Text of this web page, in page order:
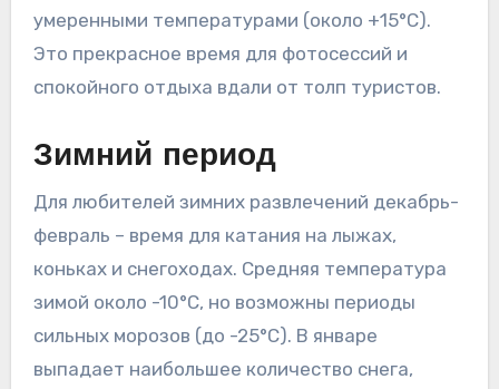
умеренными температурами (около +15°C).
Это прекрасное время для фотосессий и
спокойного отдыха вдали от толп туристов.
Зимний период
Для любителей зимних развлечений декабрь-
февраль – время для катания на лыжах,
коньках и снегоходах. Средняя температура
зимой около -10°C, но возможны периоды
сильных морозов (до -25°C). В январе
выпадает наибольшее количество снега,